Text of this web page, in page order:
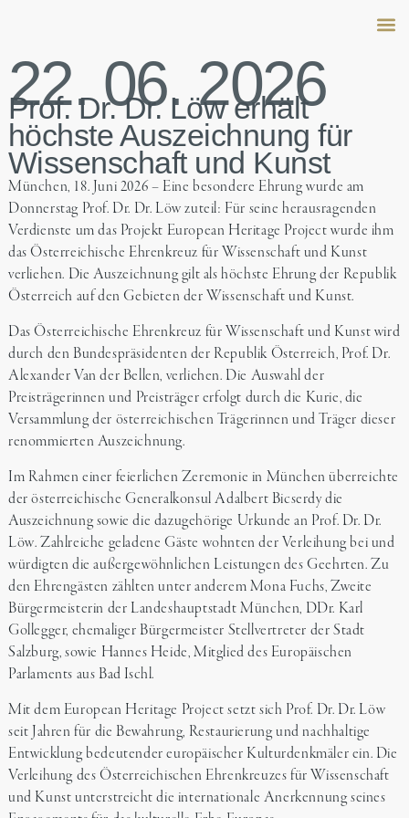
22. 06. 2026
Prof. Dr. Dr. Löw erhält
höchste Auszeichnung für
Wissenschaft und Kunst
München, 18. Juni 2026 – Eine besondere Ehrung wurde am
Donnerstag Prof. Dr. Dr. Löw zuteil: Für seine herausragenden
Verdienste um das Projekt European Heritage Project wurde ihm
das Österreichische Ehrenkreuz für Wissenschaft und Kunst
verliehen. Die Auszeichnung gilt als höchste Ehrung der Republik
Österreich auf den Gebieten der Wissenschaft und Kunst.
Das Österreichische Ehrenkreuz für Wissenschaft und Kunst wird
durch den Bundespräsidenten der Republik Österreich, Prof. Dr.
Alexander Van der Bellen, verliehen. Die Auswahl der
Preisträgerinnen und Preisträger erfolgt durch die Kurie, die
Versammlung der österreichischen Trägerinnen und Träger dieser
renommierten Auszeichnung.
Im Rahmen einer feierlichen Zeremonie in München überreichte
der österreichische Generalkonsul Adalbert Bicserdy die
Auszeichnung sowie die dazugehörige Urkunde an Prof. Dr. Dr.
Löw. Zahlreiche geladene Gäste wohnten der Verleihung bei und
würdigten die außergewöhnlichen Leistungen des Geehrten. Zu
den Ehrengästen zählten unter anderem Mona Fuchs, Zweite
Bürgermeisterin der Landeshauptstadt München, DDr. Karl
Gollegger, ehemaliger Bürgermeister Stellvertreter der Stadt
Salzburg, sowie Hannes Heide, Mitglied des Europäischen
Parlaments aus Bad Ischl.
Mit dem European Heritage Project setzt sich Prof. Dr. Dr. Löw
seit Jahren für die Bewahrung, Restaurierung und nachhaltige
Entwicklung bedeutender europäischer Kulturdenkmäler ein. Die
Verleihung des Österreichischen Ehrenkreuzes für Wissenschaft
und Kunst unterstreicht die internationale Anerkennung seines